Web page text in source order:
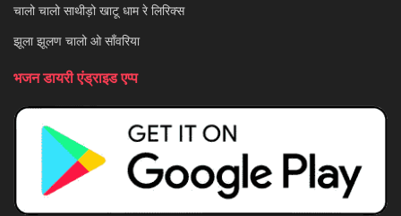
चालो चालो साथीड़ो खाटू धाम रे लिरिक्स
झूला झूलण चालो ओ साँवरिया
भजन डायरी एंड्राइड एप्प